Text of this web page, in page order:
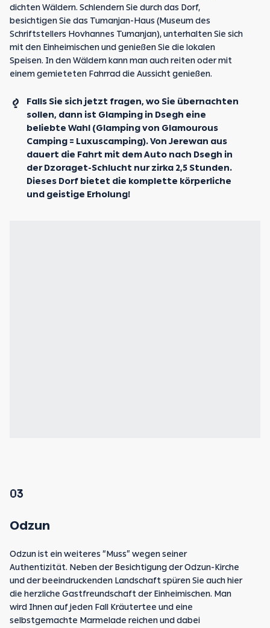
dichten Wäldern. Schlendern Sie durch das Dorf,
besichtigen Sie das Tumanjan-Haus (Museum des
Schriftstellers Hovhannes Tumanjan), unterhalten Sie sich
mit den Einheimischen und genießen Sie die lokalen
Speisen. In den Wäldern kann man auch reiten oder mit
einem gemieteten Fahrrad die Aussicht genießen.
Falls Sie sich jetzt fragen, wo Sie übernachten
sollen, dann ist Glamping in Dsegh eine
beliebte Wahl (Glamping von Glamourous
Camping = Luxuscamping). Von Jerewan aus
dauert die Fahrt mit dem Auto nach Dsegh in
der Dzoraget-Schlucht nur zirka 2,5 Stunden.
Dieses Dorf bietet die komplette körperliche
und geistige Erholung!
03
Odzun
Odzun ist ein weiteres “Muss” wegen seiner
Authentizität. Neben der Besichtigung der Odzun-Kirche
und der beeindruckenden Landschaft spüren Sie auch hier
die herzliche Gastfreundschaft der Einheimischen. Man
wird Ihnen auf jeden Fall Kräutertee und eine
selbstgemachte Marmelade reichen und dabei